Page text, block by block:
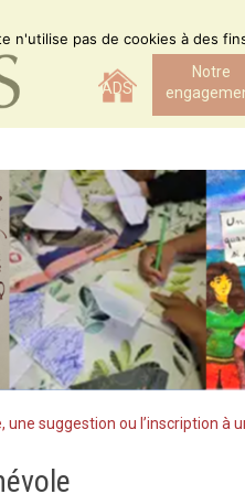
ADS
Notre
une suggestion ou l’inscription à
n'utilise pas de cookies à des